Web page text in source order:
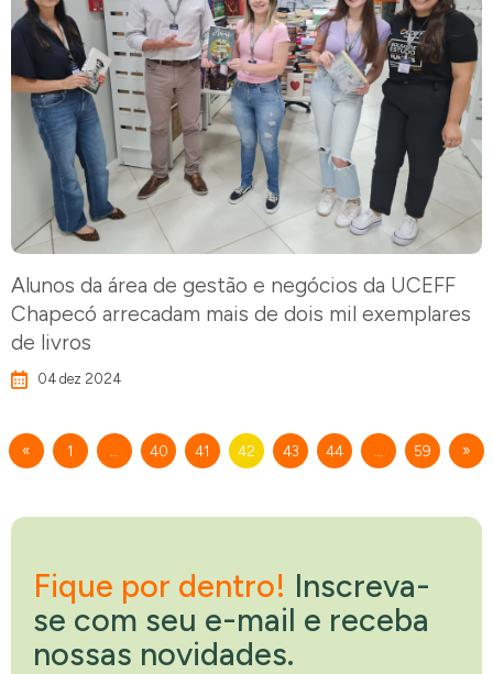
Alunos da área de gestão e negócios da UCEFF
Chapecó arrecadam mais de dois mil exemplares
de livros
04 dez 2024
« 1 40 41 42 43 44 59 »
Fique por dentro! Inscreva-
se com seu e-mail e receba
nossas novidades.